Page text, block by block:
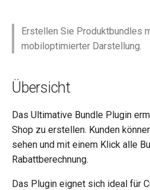
Erstellen Sie Produktbundles
mobiloptimierter Darstellung.
Übersicht
Das Ultimative Bundle Plugin
Shop zu erstellen. Kunden
sehen und mit einem Klick alle
Rabattberechnung.
Das Plugin eignet sich ideal für